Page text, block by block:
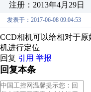
注册：2013年4月29日
发表于：2017-06-08 09:04:53
CCD相机可以给相对于
机进行定位
回复 引用 举报
回复本条